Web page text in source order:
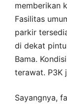
memberikan
Fasilitas
parkir
di dekat
Bama.
terawat. P3K
Sayangnya,